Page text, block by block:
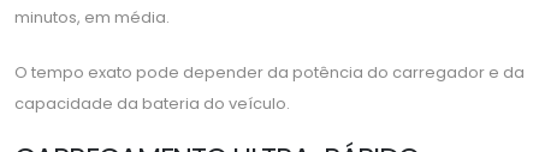
minutos, em média.
O tempo exato pode depender da potência do carregador e da
capacidade da bateria do veículo.